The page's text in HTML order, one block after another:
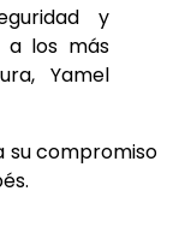
y
a los más
Yamel
su compromiso